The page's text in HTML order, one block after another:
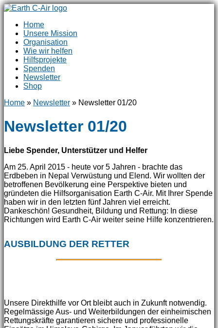
Home
Unsere Mission
Organisation
Wie wir helfen
Hilfsprojekte
Spenden
Newsletter
Shop
Home » Newsletter » Newsletter 01/20
Newsletter 01/20
Liebe Spender, Unterstützer und Helfer
Am 25. April 2015 - heute vor 5 Jahren - brachte das
Erdbeben in Nepal Verwüstung und Elend. Wir wollten der
betroffenen Bevölkerung eine Perspektive bieten und
gründeten die Hilfsorganisation Earth C-Air. Mit Ihrer Spende
haben wir in den letzten fünf Jahren viel erreicht.
Dankeschön! Gesundheit, Bildung und Rettung: In diese
Richtungen wird Earth C-Air weiter seine Hilfe konzentrieren.
AUSBILDUNG DER RETTER
Unsere Direkthilfe vor Ort bleibt auch in Zukunft notwendig.
Regelmässige Aus- und Weiterbildungen der einheimischen
Rettungskräfte garantieren sichere und professionelle